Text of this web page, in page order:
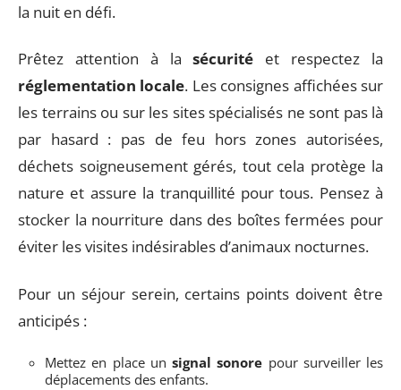
la nuit en défi.
Prêtez attention à lasécurité et respectez la
réglementation locale. Les consignes affichées sur
les terrains ou sur les sites spécialisés ne sont pas là
par hasard : pas de feu hors zones autorisées,
déchets soigneusement gérés, tout cela protège la
nature et assure la tranquillité pour tous. Pensez à
stocker la nourriture dans des boîtes fermées pour
éviter les visites indésirables d’animaux nocturnes.
Pour un séjour serein, certains points doivent être
anticipés :
Mettez en place un signal sonore pour surveiller les
déplacements des enfants.